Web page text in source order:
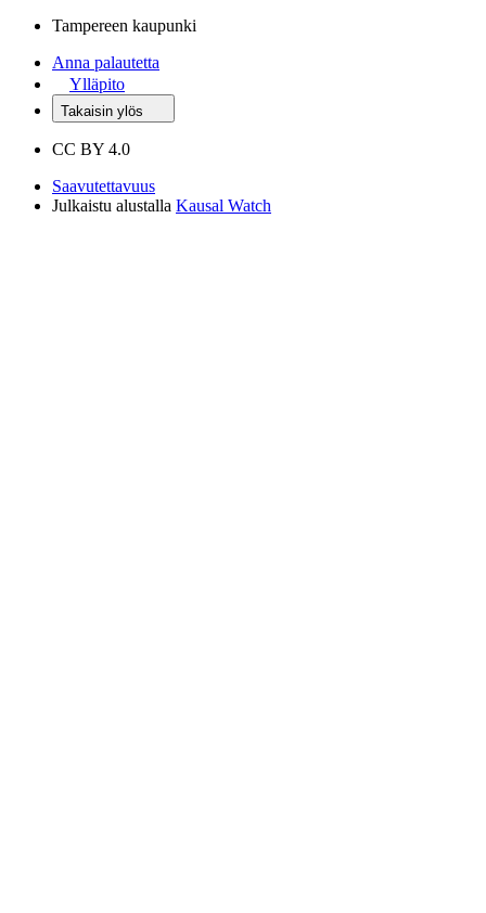
Tampereen kaupunki
Anna palautetta
Ylläpito
Takaisin ylös
CC BY 4.0
Saavutettavuus
Julkaistu alustalla Kausal Watch